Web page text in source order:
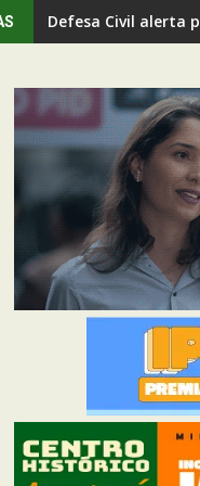
Defesa Civil alerta